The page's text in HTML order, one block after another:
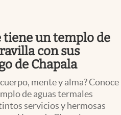
un templo de
con sus
de Chapala
mente y alma? Conoce
de aguas termales
servicios y hermosas